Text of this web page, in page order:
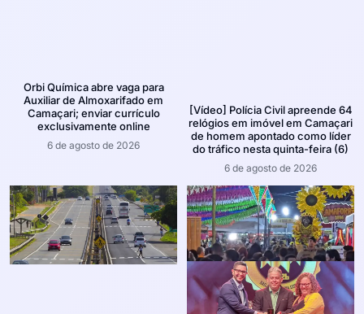
Orbi Química abre vaga para
Auxiliar de Almoxarifado em
Camaçari; enviar currículo
exclusivamente online
6 de agosto de 2026
[Vídeo] Polícia Civil apreende 64
relógios em imóvel em Camaçari
de homem apontado como líder
do tráfico nesta quinta-feira (6)
6 de agosto de 2026